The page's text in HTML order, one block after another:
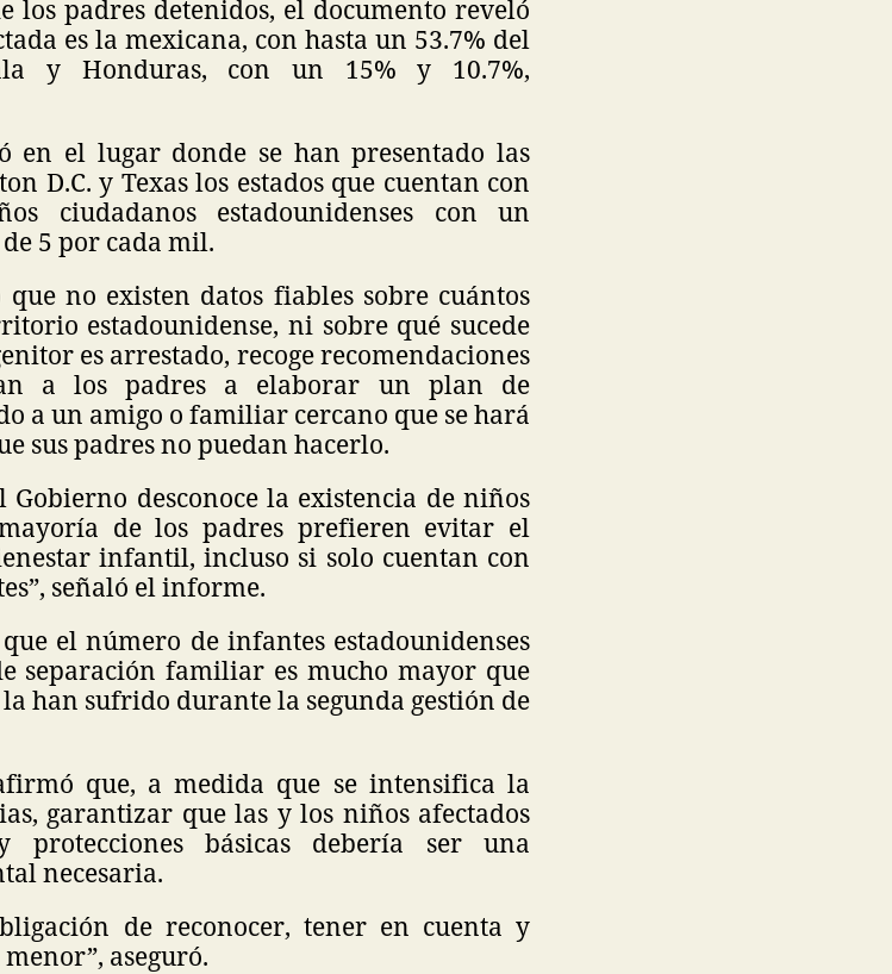
los padres detenidos, el documento reveló
es la mexicana, con hasta un 53.7% del
y Honduras, con un 15% y 10.7%,
en el lugar donde se han presentado las
D.C. y Texas los estados que cuentan con
ciudadanos estadounidenses con un
5 por cada mil.
no existen datos fiables sobre cuántos
estadounidense, ni sobre qué sucede
es arrestado, recoge recomendaciones
a los padres a elaborar un plan de
a un amigo o familiar cercano que se hará
sus padres no puedan hacerlo.
Gobierno desconoce la existencia de niños
de los padres prefieren evitar el
infantil, incluso si solo cuentan con
señaló el informe.
el número de infantes estadounidenses
separación familiar es mucho mayor que
han sufrido durante la segunda gestión de
que, a medida que se intensifica la
garantizar que las y los niños afectados
protecciones básicas debería ser una
necesaria.
de reconocer, tener en cuenta y
aseguró.